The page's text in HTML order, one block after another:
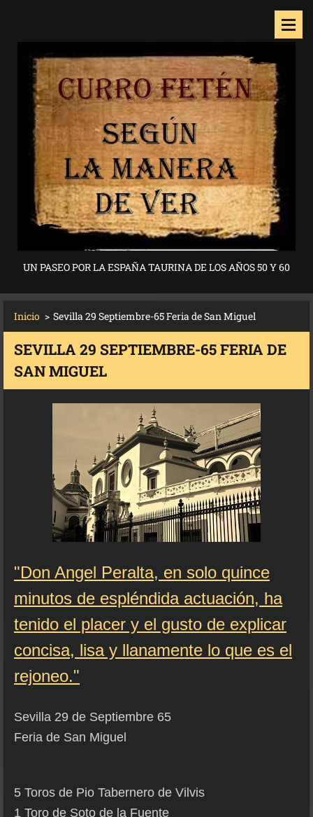
UN PASEO POR LA ESPAÑA TAURINA DE LOS AÑOS 50 Y 60
Inicio > Sevilla 29 Septiembre-65 Feria de San Miguel
SEVILLA 29 SEPTIEMBRE-65 FERIA DE
SAN MIGUEL
"Don Angel Peralta, en solo quince
minutos de espléndida actuación, ha
tenido el placer y el gusto de explicar
concisa, lisa y llanamente lo que es el
rejoneo."
Sevilla 29 de Septiembre 65
Feria de San Miguel
5 Toros de Pio Tabernero de Vilvis
1 Toro de Soto de la Fuente